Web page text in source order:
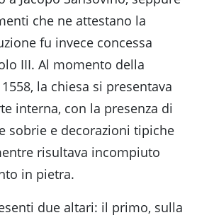
che ne attestano la
fu invece concessa
III. Al momento della
la chiesa si presentava
interna, con la presenza di
sobrie e decorazioni tipiche
risultava incompiuto
in pietra.
due altari: il primo, sulla